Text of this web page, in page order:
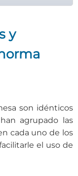
y
son idénticos
agrupado las
cada uno de los
el uso de